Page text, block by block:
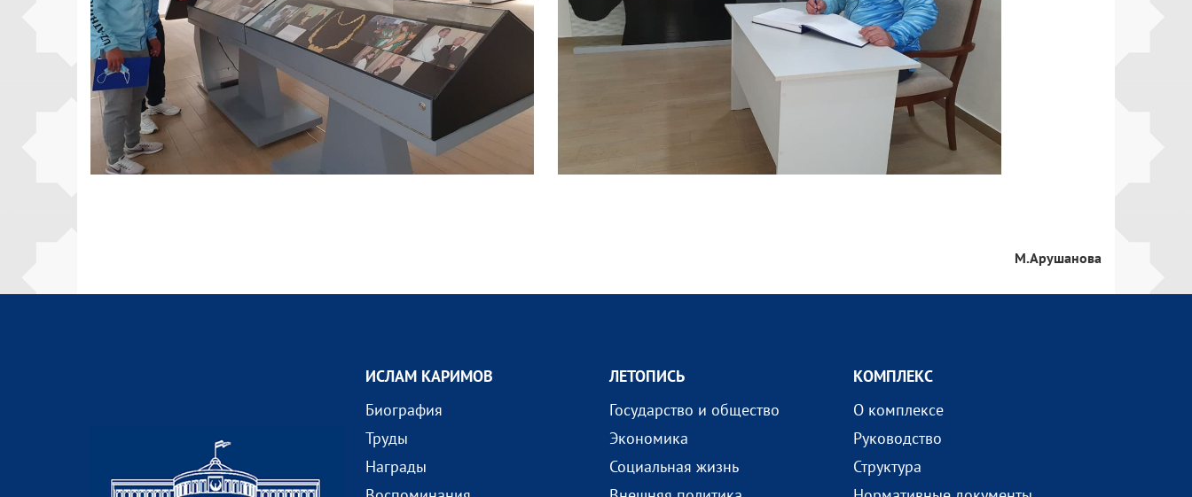
М.Арушанова
ИСЛАМ КАРИМОВ
Биография
Труды
Награды
ЛЕТОПИСЬ
Государство и общество
Экономика
Социальная жизнь
КОМПЛEКС
О комплексе
Руководство
Структура